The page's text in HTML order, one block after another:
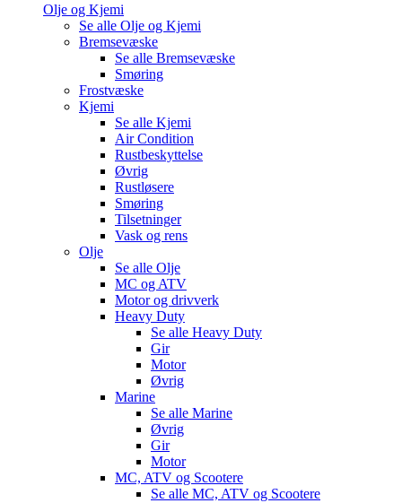
Olje og Kjemi
Se alle Olje og Kjemi
Bremsevæske
Se alle Bremsevæske
Smøring
Frostvæske
Kjemi
Se alle Kjemi
Air Condition
Rustbeskyttelse
Øvrig
Rustløsere
Smøring
Tilsetninger
Vask og rens
Olje
Se alle Olje
MC og ATV
Motor og drivverk
Heavy Duty
Se alle Heavy Duty
Gir
Motor
Øvrig
Marine
Se alle Marine
Øvrig
Gir
Motor
MC, ATV og Scootere
Se alle MC, ATV og Scootere